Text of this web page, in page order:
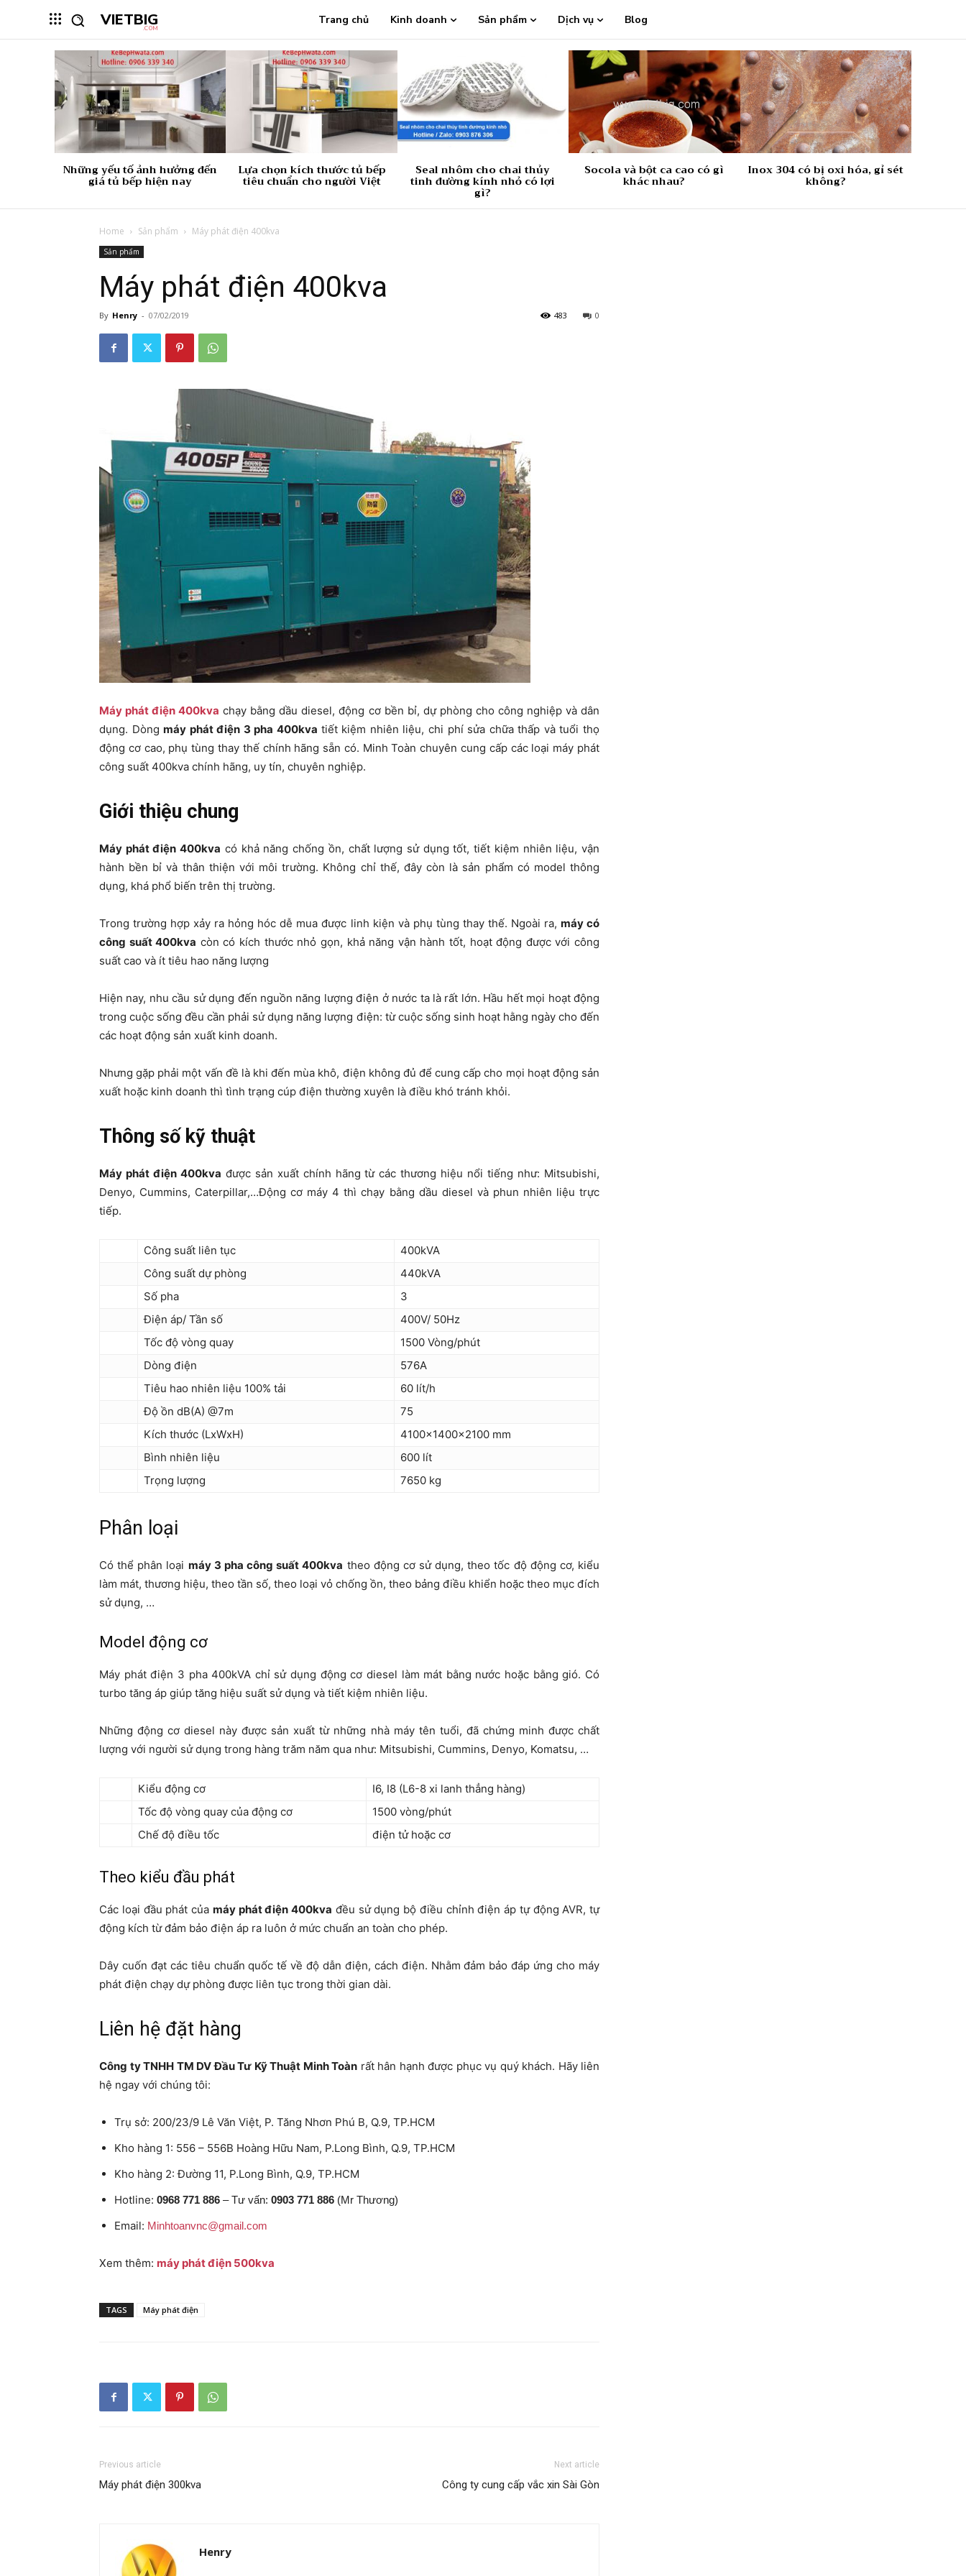
VIETBIG
.COM
Trang chủ Kinh doanh Sản phẩm Dịch vụ Blog
Những yếu tố ảnh hưởng đến
giá tủ bếp hiện nay
Lựa chọn kích thước tủ bếp
tiêu chuẩn cho người Việt
Seal nhôm cho chai thủy
tinh đường kính nhỏ có lợi
gì?
Socola và bột ca cao có gì
khác nhau?
Inox 304 có bị oxi hóa, gỉ sét
không?
Home Sản phẩm Máy phát điện 400kva
Sản phẩm
Máy phát điện 400kva
By Henry - 07/02/2019 0
483
Máy phát điện 400kva chạy bằng dầu diesel, động cơ bền bỉ, dự phòng cho công nghiệp và dân
dụng. Dòngmáy phát điện 3 pha 400kva tiết kiệm nhiên liệu, chi phí sửa chữa thấp và tuổi thọ
động cơ cao, phụ tùng thay thế chính hãng sẵn có. Minh Toàn chuyên cung cấp các loại máy phát
công suất 400kva chính hãng, uy tín, chuyên nghiệp.
Giới thiệu chung
Máy phát điện 400kva có khả năng chống ồn, chất lượng sử dụng tốt, tiết kiệm nhiên liệu, vận
hành bền bỉ và thân thiện với môi trường. Không chỉ thế, đây còn là sản phẩm có model thông
dụng, khá phổ biến trên thị trường.
Trong trường hợp xảy ra hỏng hóc dễ mua được linh kiện và phụ tùng thay thế. Ngoài ra, máy có
công suất 400kva còn có kích thước nhỏ gọn, khả năng vận hành tốt, hoạt động được với công
suất cao và ít tiêu hao năng lượng
Hiện nay, nhu cầu sử dụng đến nguồn năng lượng điện ở nước ta là rất lớn. Hầu hết mọi hoạt động
trong cuộc sống đều cần phải sử dụng năng lượng điện: từ cuộc sống sinh hoạt hằng ngày cho đến
các hoạt động sản xuất kinh doanh.
Nhưng gặp phải một vấn đề là khi đến mùa khô, điện không đủ để cung cấp cho mọi hoạt động sản
xuất hoặc kinh doanh thì tình trạng cúp điện thường xuyên là điều khó tránh khỏi.
Thông số kỹ thuật
Máy phát điện 400kva được sản xuất chính hãng từ các thương hiệu nổi tiếng như: Mitsubishi,
Denyo, Cummins, Caterpillar,…Động cơ máy 4 thì chạy bằng dầu diesel và phun nhiên liệu trực
tiếp.
Công suất liên tục
400kVA
Công suất dự phòng
440kVA
Số pha
3
Điện áp/ Tần số
400V/ 50Hz
Tốc độ vòng quay
1500 Vòng/phút
Dòng điện
576A
Tiêu hao nhiên liệu 100% tải
60 lít/h
Độ ồn dB(A) @7m
75
Kích thước (LxWxH)
4100x1400x2100 mm
Bình nhiên liệu
600 lít
Trọng lượng
7650 kg
Phân loại
Có thể phân loại máy 3 pha công suất 400kva theo động cơ sử dụng, theo tốc độ động cơ, kiểu
làm mát, thương hiệu, theo tần số, theo loại vỏ chống ồn, theo bảng điều khiển hoặc theo mục đích
sử dụng, …
Model động cơ
Máy phát điện 3 pha 400kVA chỉ sử dụng động cơ diesel làm mát bằng nước hoặc bằng gió. Có
turbo tăng áp giúp tăng hiệu suất sử dụng và tiết kiệm nhiên liệu.
Những động cơ diesel này được sản xuất từ những nhà máy tên tuổi, đã chứng minh được chất
lượng với người sử dụng trong hàng trăm năm qua như: Mitsubishi, Cummins, Denyo, Komatsu, …
Kiểu động cơ
I6, I8 (L6-8 xi lanh thẳng hàng)
Tốc độ vòng quay của động cơ
1500 vòng/phút
Chế độ điều tốc
điện tử hoặc cơ
Theo kiểu đầu phát
Các loại đầu phát của máy phát điện 400kva đều sử dụng bộ điều chỉnh điện áp tự động AVR, tự
động kích từ đảm bảo điện áp ra luôn ở mức chuẩn an toàn cho phép.
Dây cuốn đạt các tiêu chuẩn quốc tế về độ dẫn điện, cách điện. Nhằm đảm bảo đáp ứng cho máy
phát điện chạy dự phòng được liên tục trong thời gian dài.
Liên hệ đặt hàng
Công ty TNHH TM DV Đầu Tư Kỹ Thuật Minh Toàn rất hân hạnh được phục vụ quý khách. Hãy liên
hệ ngay với chúng tôi:
Trụ sở: 200/23/9 Lê Văn Việt, P. Tăng Nhơn Phú B, Q.9, TP.HCM
Kho hàng 1: 556 – 556B Hoàng Hữu Nam, P.Long Bình, Q.9, TP.HCM
Kho hàng 2: Đường 11, P.Long Bình, Q.9, TP.HCM
Hotline: 0968 771 886 – Tư vấn: 0903 771 886 (Mr Thương)
Email: Minhtoanvnc@gmail.com
Xem thêm: máy phát điện 500kva
TAGS Máy phát điện
Previous article
Máy phát điện 300kva
Next article
Công ty cung cấp vắc xin Sài Gòn
Henry